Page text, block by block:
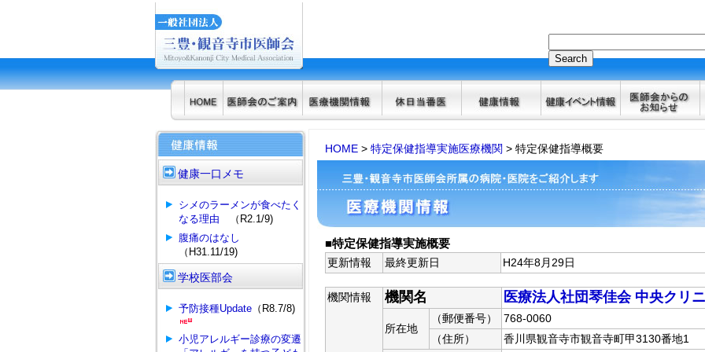
健康一口メモ
シメのラーメンが食べたく
なる理由 （R2.1/9)
腹痛のはなし
（H31.11/19)
学校医部会
予防接種Update （R8.7/8)
小児アレルギー診療の変遷
HOME > 特定保健指導実施医療機関 > 特定保健指導概要
■特定保健指導実施概要
更新情報 最終更新日 H24年8月29日
機関情報 機関名 医療法人社団琴佳会 中央クリ
所在地
（郵便番号）
768-0060
（住所）
香川県観音寺市観音寺町甲3130番地1